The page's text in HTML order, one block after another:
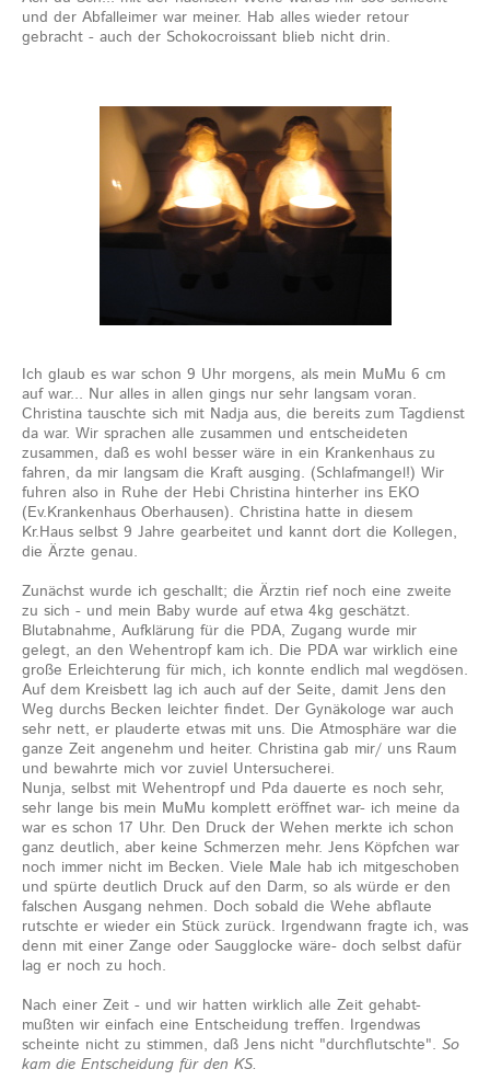
und der Abfalleimer war meiner. Hab alles wieder retour
gebracht - auch der Schokocroissant blieb nicht drin.
Ich glaub es war schon 9 Uhr morgens, als mein MuMu 6 cm
auf war... Nur alles in allen gings nur sehr langsam voran.
Christina tauschte sich mit Nadja aus, die bereits zum Tagdienst
da war. Wir sprachen alle zusammen und entscheideten
zusammen, daß es wohl besser wäre in ein Krankenhaus zu
fahren, da mir langsam die Kraft ausging. (Schlafmangel!) Wir
fuhren also in Ruhe der Hebi Christina hinterher ins EKO
(Ev.Krankenhaus Oberhausen). Christina hatte in diesem
Kr.Haus selbst 9 Jahre gearbeitet und kannt dort die Kollegen,
die Ärzte genau.
Zunächst wurde ich geschallt; die Ärztin rief noch eine zweite
zu sich - und mein Baby wurde auf etwa 4kg geschätzt.
Blutabnahme, Aufklärung für die PDA, Zugang wurde mir
gelegt, an den Wehentropf kam ich. Die PDA war wirklich eine
große Erleichterung für mich, ich konnte endlich mal wegdösen.
Auf dem Kreisbett lag ich auch auf der Seite, damit Jens den
Weg durchs Becken leichter findet. Der Gynäkologe war auch
sehr nett, er plauderte etwas mit uns. Die Atmosphäre war die
ganze Zeit angenehm und heiter. Christina gab mir/ uns Raum
und bewahrte mich vor zuviel Untersucherei.
Nunja, selbst mit Wehentropf und Pda dauerte es noch sehr,
sehr lange bis mein MuMu komplett eröffnet war- ich meine da
war es schon 17 Uhr. Den Druck der Wehen merkte ich schon
ganz deutlich, aber keine Schmerzen mehr. Jens Köpfchen war
noch immer nicht im Becken. Viele Male hab ich mitgeschoben
und spürte deutlich Druck auf den Darm, so als würde er den
falschen Ausgang nehmen. Doch sobald die Wehe abflaute
rutschte er wieder ein Stück zurück. Irgendwann fragte ich, was
denn mit einer Zange oder Saugglocke wäre- doch selbst dafür
lag er noch zu hoch.
Nach einer Zeit - und wir hatten wirklich alle Zeit gehabt-
mußten wir einfach eine Entscheidung treffen. Irgendwas
scheinte nicht zu stimmen, daß Jens nicht "durchflutschte". So
kam die Entscheidung für den KS.